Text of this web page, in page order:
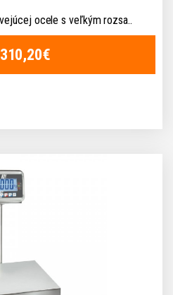
ocele s veľkým rozsa..